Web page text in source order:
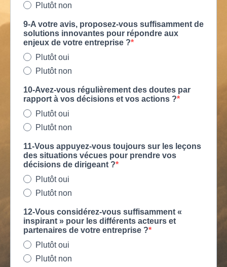
Plutôt non
9-A votre avis, proposez-vous suffisamment de
solutions innovantes pour répondre aux
enjeux de votre entreprise ?
Plutôt oui
Plutôt non
10-Avez-vous régulièrement des doutes par
rapport à vos décisions et vos actions ?
Plutôt oui
Plutôt non
11-Vous appuyez-vous toujours sur les leçons
des situations vécues pour prendre vos
décisions de dirigeant ?
Plutôt oui
Plutôt non
12-Vous considérez-vous suffisamment «
inspirant » pour les différents acteurs et
partenaires de votre entreprise ?
Plutôt oui
Plutôt non